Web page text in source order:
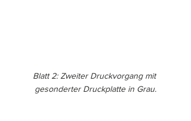
Blatt 2: Zweiter Druckvorgang mit
gesonderter Druckplatte in Grau.